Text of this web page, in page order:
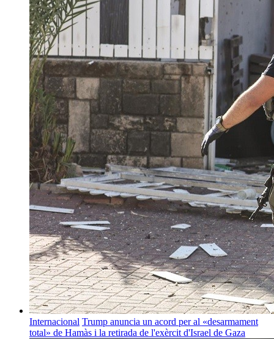
Internacional Trump anuncia un acord per al «desarmament
total» de Hamàs i la retirada de l'exèrcit d'Israel de Gaza